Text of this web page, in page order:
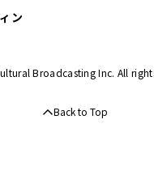
年07月
ン
Broadcasting Inc. All
Back to Top